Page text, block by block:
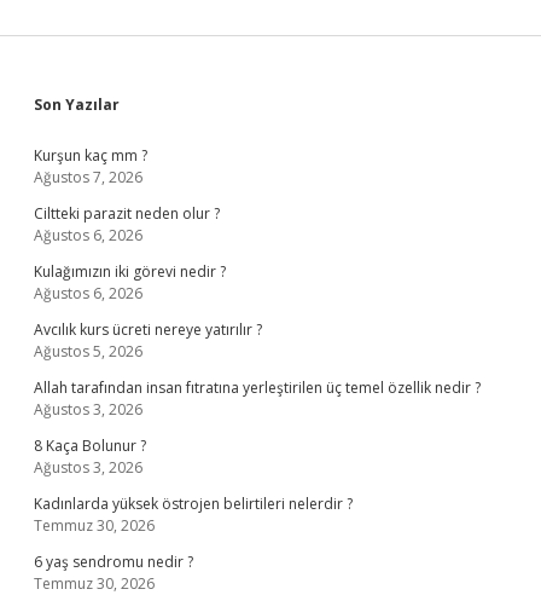
Sidebar
Son Yazılar
Kurşun kaç mm ?
Ağustos 7, 2026
Ciltteki parazit neden olur ?
Ağustos 6, 2026
Kulağımızın iki görevi nedir ?
Ağustos 6, 2026
Avcılık kurs ücreti nereye yatırılır ?
Ağustos 5, 2026
Allah tarafından insan fıtratına yerleştirilen üç temel özellik nedir ?
Ağustos 3, 2026
8 Kaça Bolunur ?
Ağustos 3, 2026
Kadınlarda yüksek östrojen belirtileri nelerdir ?
Temmuz 30, 2026
6 yaş sendromu nedir ?
Temmuz 30, 2026